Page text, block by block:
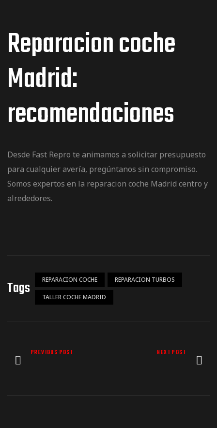
Reparacion coche
Madrid:
recomendaciones
Desde Fast Repro te animamos a solicitar presupuesto
para cualquier avería, pregúntanos sin compromiso.
Somos expertos en la reparacion coche Madrid centro y
alrededores.
Tags REPARACION COCHE REPARACION TURBOS
TALLER COCHE MADRID
PREVIOUS POST NEXT POST